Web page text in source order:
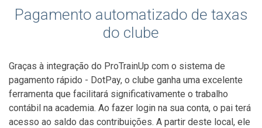
Pagamento automatizado de taxas
do clube
Graças à integração do ProTrainUp com o sistema de
pagamento rápido - DotPay, o clube ganha uma excelente
ferramenta que facilitará significativamente o trabalho
contábil na academia. Ao fazer login na sua conta, o pai terá
acesso ao saldo das contribuições. A partir deste local, ele